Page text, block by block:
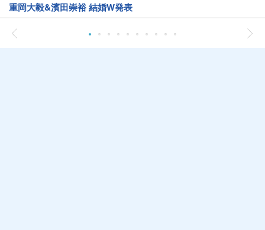
重岡大毅&濱田崇裕 結婚W発表